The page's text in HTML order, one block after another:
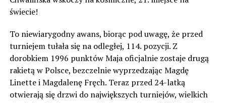
świecie!
To niewiarygodny awans, biorąc pod uwagę, że przed
turniejem tułała się na odległej, 114. pozycji. Z
dorobkiem 1996 punktów Maja oficjalnie zostaje drugą
rakietą w Polsce, bezczelnie wyprzedzając Magdę
Linette i Magdalenę Fręch. Teraz przed 24-latką
otwierają się drzwi do największych turniejów, wielkich